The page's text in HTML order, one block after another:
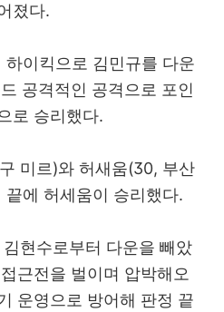
졌다.
이킥으로 김민규를 다운
공격적인 공격으로 포인
로 승리했다.
미르)와 허새움(30, 부산
에 허세움이 승리했다.
현수로부터 다운을 빼았
근전을 벌이며 압박해오
운영으로 방어해 판정 끝